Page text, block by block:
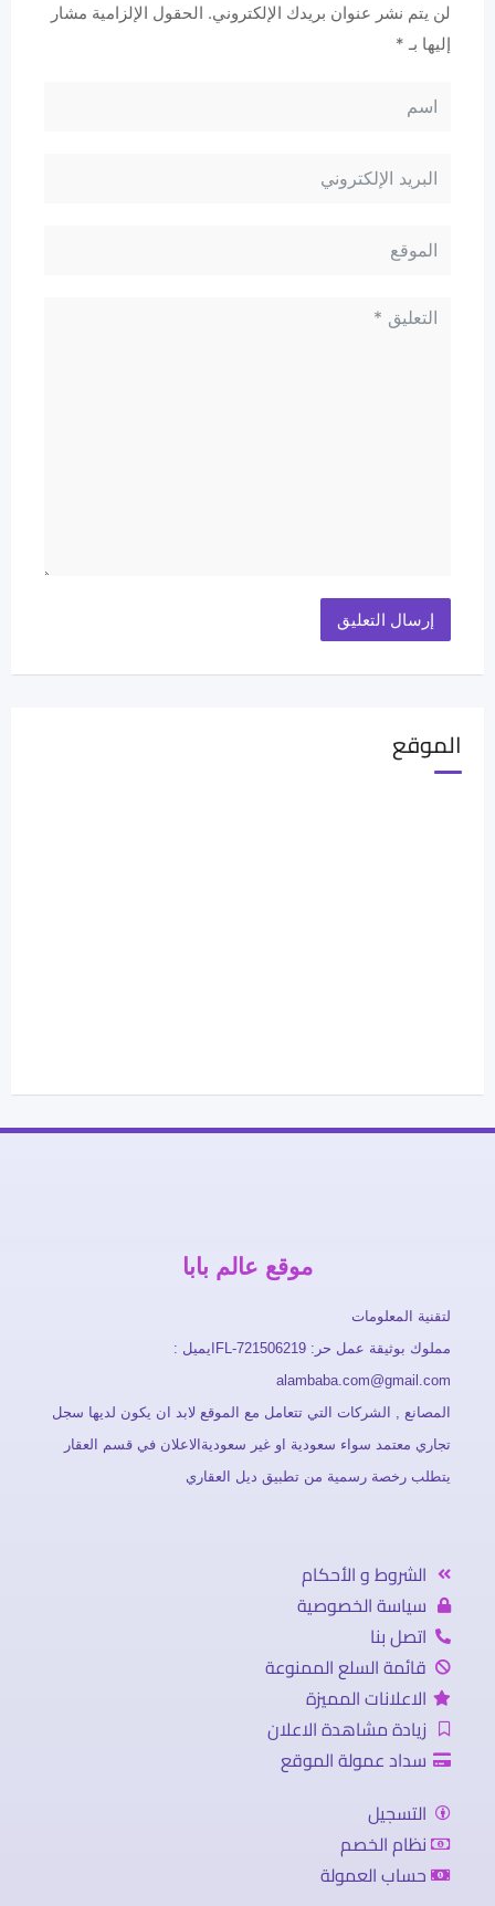
لن يتم نشر عنوان بريدك الإلكتروني. الحقول الإلزامية مشار
إليها بـ *
الموقع
موقع عالم بابا
لتقنية المعلومات
مملوك بوثيقة عمل حر: FL-721506219ايميل :
alambaba.com@gmail.com
المصانع , الشركات التي تتعامل مع الموقع لابد ان يكون لديها سجل
تجاري معتمد سواء سعودية او غير سعوديةالاعلان في قسم العقار
يتطلب رخصة رسمية من تطبيق ديل العقاري
الشروط و الأحكام
سياسة الخصوصية
اتصل بنا
قائمة السلع الممنوعة
الاعلانات المميزة
زيادة مشاهدة الاعلان
سداد عمولة الموقع
التسجيل
نظام الخصم
حساب العمولة